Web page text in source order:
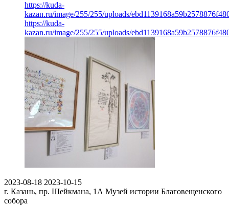
https://kuda-
kazan.ru/image/255/255/uploads/
https://kuda-
kazan.ru/image/255/255/uploads/
2023-08-18 2023-10-15
г. Казань, пр. Шейкмана, 1А Музей истории Благовещенского
собора